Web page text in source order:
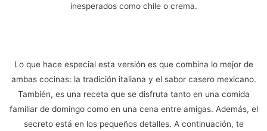
inesperados como chile o crema.
Lo que hace especial esta versión es que combina lo mejor de
ambas cocinas: la tradición italiana y el sabor casero mexicano.
También, es una receta que se disfruta tanto en una comida
familiar de domingo como en una cena entre amigas. Además, el
secreto está en los pequeños detalles. A continuación, te